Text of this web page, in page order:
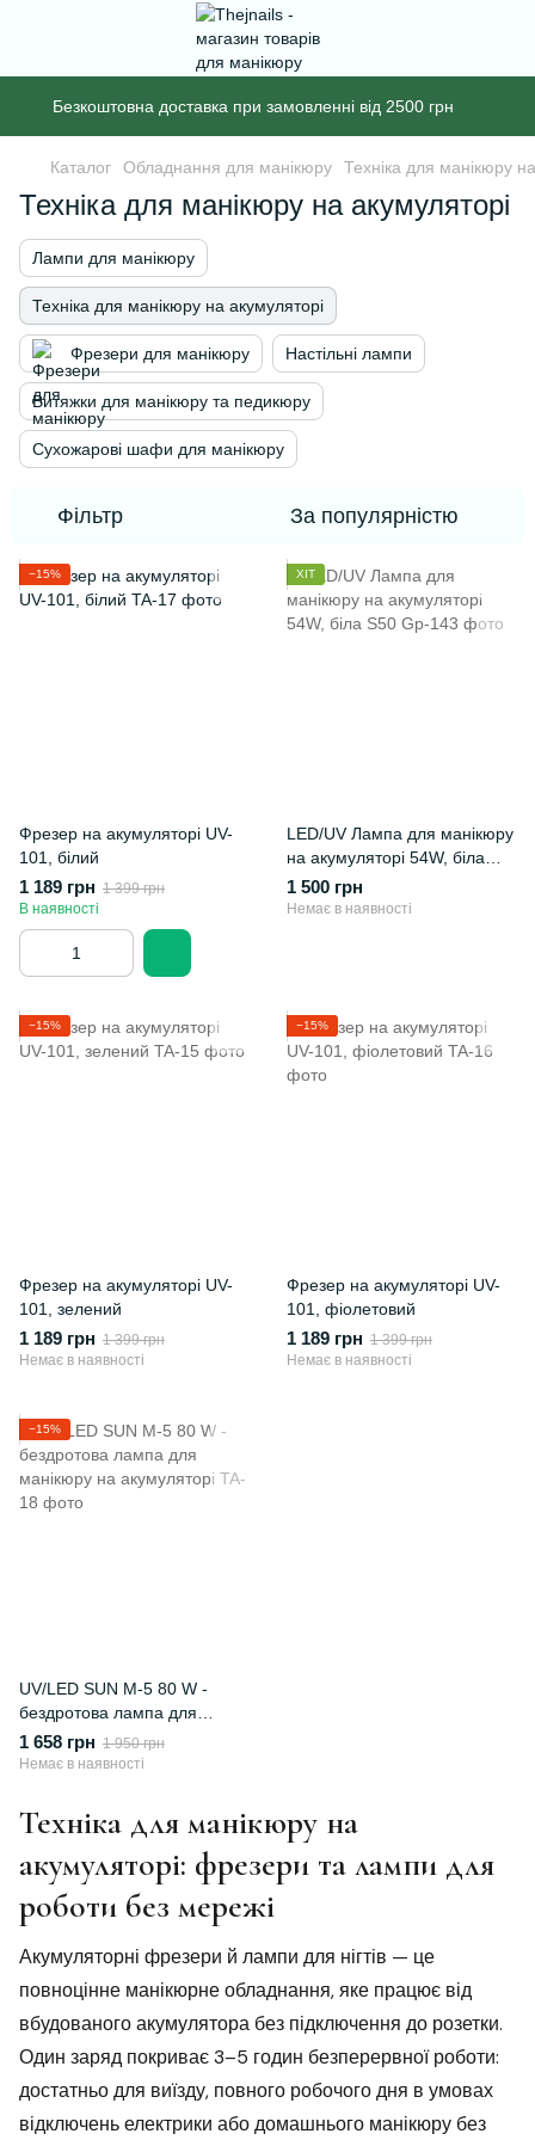
Безкоштовна доставка при замовленні від 2500 грн
Каталог Обладнання для манікюру Техніка для манікюру
Техніка для манікюру на акумуляторі
Лампи для манікюру
Техніка для манікюру на акумуляторі
Фрезери для манікюру Настільні лампи
Витяжки для манікюру та педикюру
Сухожарові шафи для манікюру
Фільтр За популярністю
−15%
Фрезер на акумуляторі UV-
101, білий
1 189 грн 1 399 грн
В наявності
ХІТ
LED/UV Лампа для манікюру
на акумуляторі 54W, біла
S50
1 500 грн
Немає в наявності
−15%
Фрезер на акумуляторі UV-
101, зелений
1 189 грн 1 399 грн
Немає в наявності
−15%
Фрезер на акумуляторі UV-
101, фіолетовий
1 189 грн 1 399 грн
Немає в наявності
−15%
UV/LED SUN M-5 80 W -
бездротова лампа для
манікюру на акумуляторі
1 658 грн 1 950 грн
Немає в наявності
Техніка для манікюру на
акумуляторі: фрезери та лампи для
роботи без мережі
Акумуляторні фрезери й лампи для нігтів — це
повноцінне манікюрне обладнання, яке працює від
вбудованого акумулятора без підключення до розетки.
Один заряд покриває 3–5 годин безперервної роботи:
достатньо для виїзду, повного робочого дня в умовах
відключень електрики або домашнього манікюру без